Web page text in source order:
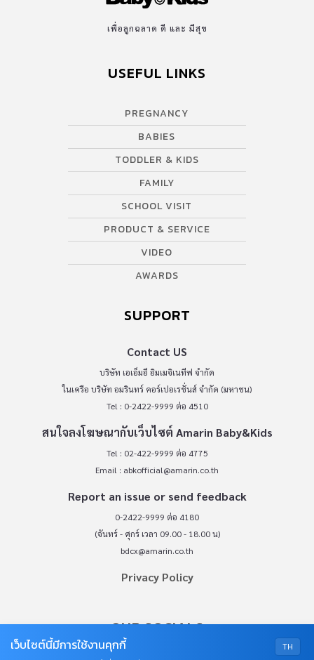
เพื่อลูกฉลาด ดี และ มีสุข
USEFUL LINKS
PREGNANCY
BABIES
TODDLER & KIDS
FAMILY
SCHOOL VISIT
PRODUCT & SERVICE
VIDEO
AWARDS
SUPPORT
Contact US
บริษัท เอเอ็มอี อิมเมจิเนทีฟ จำกัด
ในเครือ บริษัท อมรินทร์ คอร์เปอเรชั่นส์ จำกัด (มหาชน)
Tel : 0-2422-9999 ต่อ 4510
สนใจลงโฆษณากับเว็บไซต์ Amarin Baby&Kids
Tel : 02-422-9999 ต่อ 4775
Email : abkofficial@amarin.co.th
Report an issue or send feedback
0-2422-9999 ต่อ 4180
(จันทร์ - ศุกร์ เวลา 09.00 - 18.00 น)
bdcx@amarin.co.th
Privacy Policy
OUR SOCIALS
TH
เว็บไซต์นี้มีการใช้งานคุกกี้